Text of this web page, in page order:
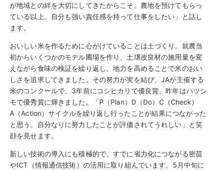
が地域との絆を大切にしてきたからこそ。農地を預けてもらっ
ている以上、自分も強い責任感を持って仕事をしたい」と話し
ます。
おいしい米を作るために心がけていることは土づくり。就農当
初からいくつかのモデル圃場を作り、土壌改良材の施用量を変
えながら食味の検証を繰り返し、地力を高めることで米のおい
しさを追求してきました。その努力が実を結び、JAが主催する
米のコンクールで、3年前にコシヒカリで優良賞、昨年はハツシ
モで優秀賞に輝きました。「P（Plan）D（Do）C（Check）
A（Action）サイクルを繰り返し行ったことが結果につながった
と思う。自分なりに努力したことが評価されてうれしい」と笑
顔を見せます。
新しい技術の導入にも積極的で、すでに省力化につながる密苗
やICT（情報通信技術）の活用に取り組んでいます。5月中旬に